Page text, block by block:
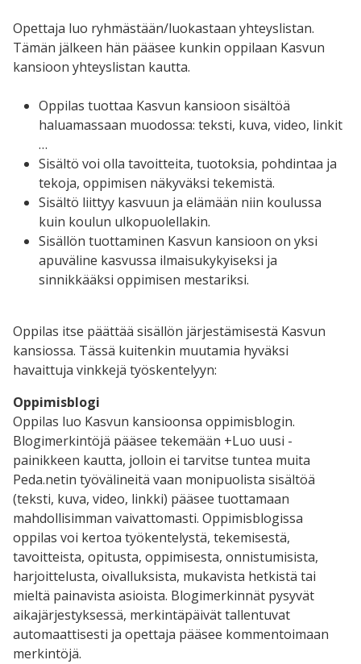
Opettaja luo ryhmästään/luokastaan yhteyslistan.
Tämän jälkeen hän pääsee kunkin oppilaan Kasvun
kansioon yhteyslistan kautta.
Oppilas tuottaa Kasvun kansioon sisältöä
haluamassaan muodossa: teksti, kuva, video, linkit
…
Sisältö voi olla tavoitteita, tuotoksia, pohdintaa ja
tekoja, oppimisen näkyväksi tekemistä.
Sisältö liittyy kasvuun ja elämään niin koulussa
kuin koulun ulkopuolellakin.
Sisällön tuottaminen Kasvun kansioon on yksi
apuväline kasvussa ilmaisukykyiseksi ja
sinnikkääksi oppimisen mestariksi.
Oppilas itse päättää sisällön järjestämisestä Kasvun
kansiossa. Tässä kuitenkin muutamia hyväksi
havaittuja vinkkejä työskentelyyn:
Oppimisblogi
Oppilas luo Kasvun kansioonsa oppimisblogin.
Blogimerkintöjä pääsee tekemään +Luo uusi -
painikkeen kautta, jolloin ei tarvitse tuntea muita
Peda.netin työvälineitä vaan monipuolista sisältöä
(teksti, kuva, video, linkki) pääsee tuottamaan
mahdollisimman vaivattomasti. Oppimisblogissa
oppilas voi kertoa työkentelystä, tekemisestä,
tavoitteista, opitusta, oppimisesta, onnistumisista,
harjoittelusta, oivalluksista, mukavista hetkistä tai
mieltä painavista asioista. Blogimerkinnät pysyvät
aikajärjestyksessä, merkintäpäivät tallentuvat
automaattisesti ja opettaja pääsee kommentoimaan
merkintöjä.